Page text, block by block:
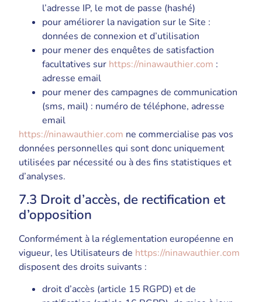
l’adresse IP, le mot de passe (hashé)
pour améliorer la navigation sur le Site :
données de connexion et d’utilisation
pour mener des enquêtes de satisfaction
facultatives sur https://ninawauthier.com :
adresse email
pour mener des campagnes de communication
(sms, mail) : numéro de téléphone, adresse
email
https://ninawauthier.com ne commercialise pas vos
données personnelles qui sont donc uniquement
utilisées par nécessité ou à des fins statistiques et
d’analyses.
7.3 Droit d’accès, de rectification et
d’opposition
Conformément à la réglementation européenne en
vigueur, les Utilisateurs de https://ninawauthier.com
disposent des droits suivants :
droit d’accès (article 15 RGPD) et de